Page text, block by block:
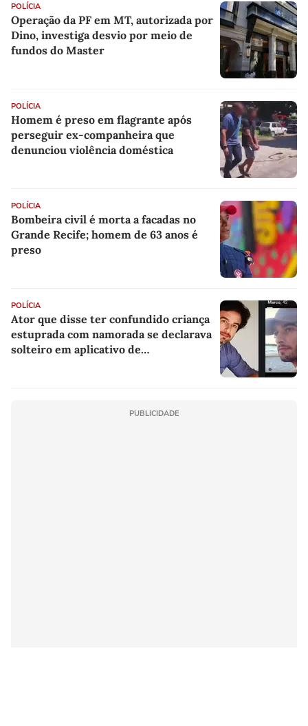
POLÍCIA
Operação da PF em MT, autorizada por
Dino, investiga desvio por meio de
fundos do Master
POLÍCIA
Homem é preso em flagrante após
perseguir ex-companheira que
denunciou violência doméstica
POLÍCIA
Bombeira civil é morta a facadas no
Grande Recife; homem de 63 anos é
preso
POLÍCIA
Ator que disse ter confundido criança
estuprada com namorada se declarava
solteiro em aplicativo de
PUBLICIDADE